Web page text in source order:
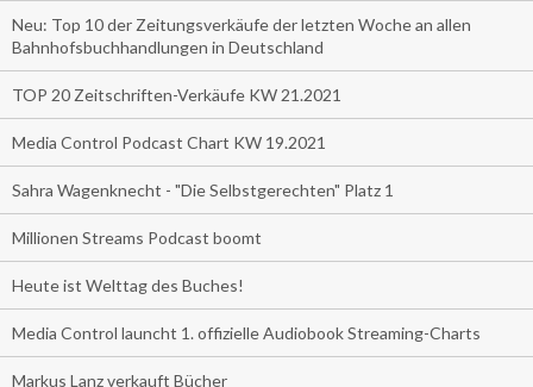
Neu: Top 10 der Zeitungsverkäufe der letzten Woche an allen
Bahnhofsbuchhandlungen in Deutschland
TOP 20 Zeitschriften-Verkäufe KW 21.2021
Media Control Podcast Chart KW 19.2021
Sahra Wagenknecht - "Die Selbstgerechten" Platz 1
Millionen Streams Podcast boomt
Heute ist Welttag des Buches!
Media Control launcht 1. offizielle Audiobook Streaming-Charts
Markus Lanz verkauft Bücher